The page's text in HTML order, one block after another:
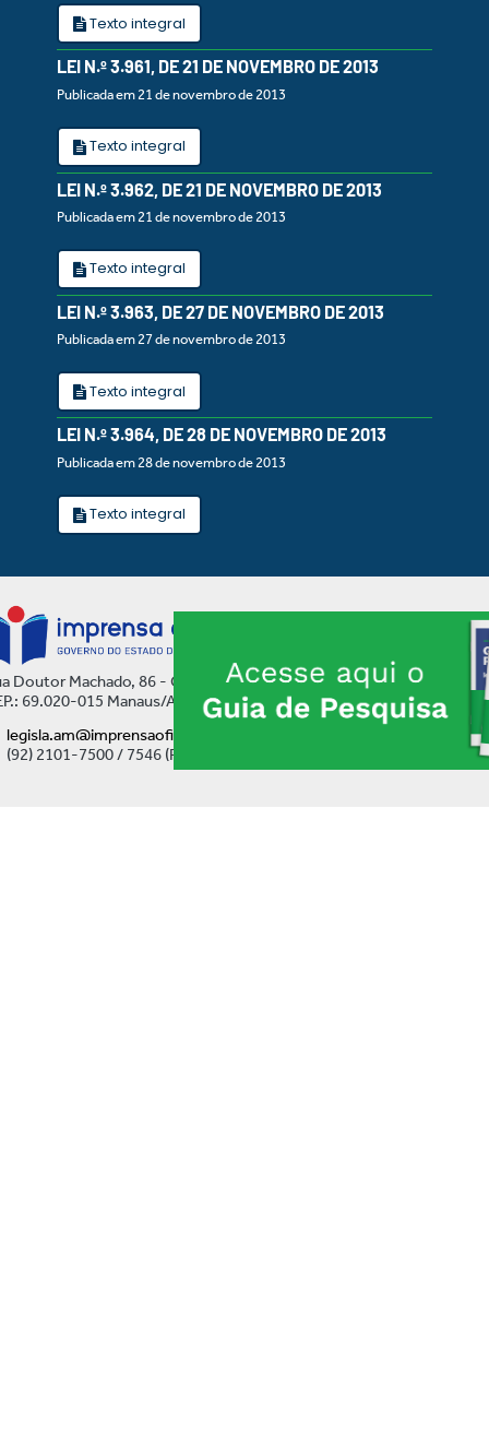
Texto integral
LEI N.º 3.961, DE 21 DE NOVEMBRO DE 2013
Publicada em 21 de novembro de 2013
Texto integral
LEI N.º 3.962, DE 21 DE NOVEMBRO DE 2013
Publicada em 21 de novembro de 2013
Texto integral
LEI N.º 3.963, DE 27 DE NOVEMBRO DE 2013
Publicada em 27 de novembro de 2013
Texto integral
LEI N.º 3.964, DE 28 DE NOVEMBRO DE 2013
Publicada em 28 de novembro de 2013
Texto integral
Doutor Machado, 86 - Centro
69.020-015 Manaus/AM
legisla.am@imprensaoficial.am.gov.br
(92) 2101-7500 / 7546 (Ramal)